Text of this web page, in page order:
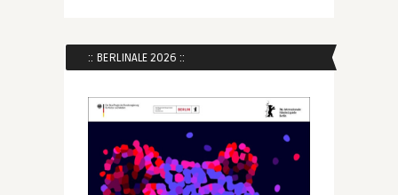
:: BERLINALE 2026 ::